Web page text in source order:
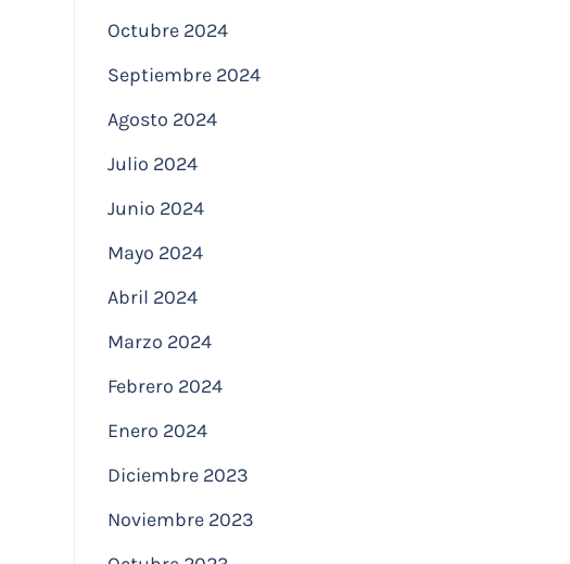
Octubre 2024
Septiembre 2024
Agosto 2024
Julio 2024
Junio 2024
Mayo 2024
Abril 2024
Marzo 2024
Febrero 2024
Enero 2024
Diciembre 2023
Noviembre 2023